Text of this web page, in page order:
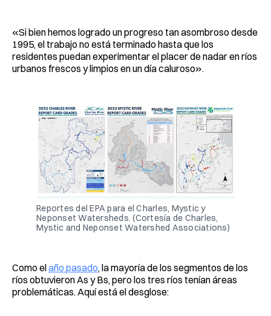
«Si bien hemos logrado un progreso tan asombroso desde
1995, el trabajo no está terminado hasta que los
residentes puedan experimentar el placer de nadar en ríos
urbanos frescos y limpios en un día caluroso».
Reportes del EPA para el Charles, Mystic y
Neponset Watersheds. (Cortesía de Charles,
Mystic and Neponset Watershed Associations)
Como elaño pasado, la mayoría de los segmentos de los
ríos obtuvieron As y Bs, pero los tres ríos tenían áreas
problemáticas. Aquí está el desglose: